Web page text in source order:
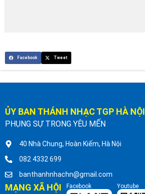
Facebook Tweet
ỦY BAN THÁNH NHẠC TGP HÀ NỘI
PHỤNG SỰ TRONG YÊU MẾN
40 Nhà Chung, Hoàn Kiếm, Hà Nội
082 4332 699
banthanhnhachn@gmail.com
MẠNG XÃ HỘI Facebook Youtube